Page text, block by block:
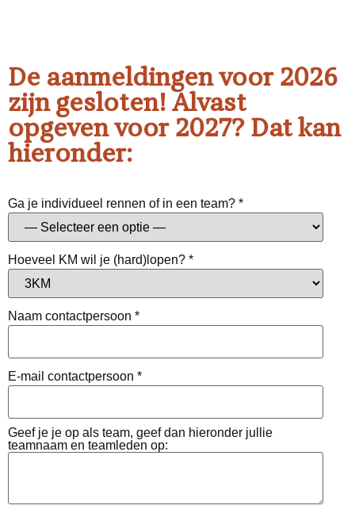
De aanmeldingen voor 2026
zijn gesloten! Alvast
opgeven voor 2027? Dat kan
hieronder:
Ga je individueel rennen of in een team? *
Hoeveel KM wil je (hard)lopen? *
Naam contactpersoon *
E-mail contactpersoon *
Geef je je op als team, geef dan hieronder jullie
teamnaam en teamleden op: